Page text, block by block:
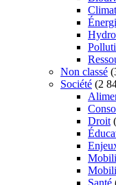
Climat
Non classé
Société (2
Droit
Santé